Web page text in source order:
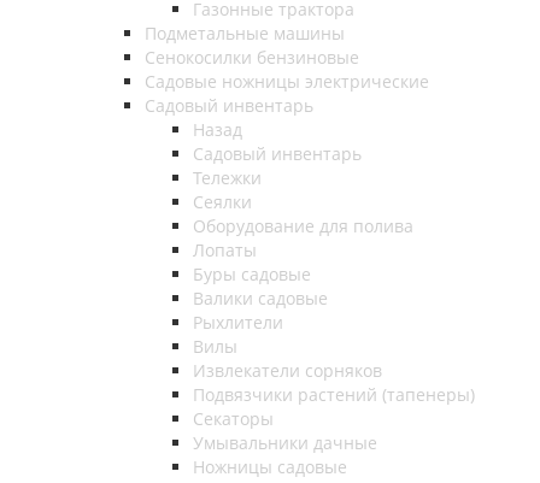
Газонные трактора
Подметальные машины
Сенокосилки бензиновые
Садовые ножницы электрические
Садовый инвентарь
Назад
Садовый инвентарь
Тележки
Сеялки
Оборудование для полива
Лопаты
Буры садовые
Валики садовые
Рыхлители
Вилы
Извлекатели сорняков
Подвязчики растений (тапенеры)
Секаторы
Умывальники дачные
Ножницы садовые